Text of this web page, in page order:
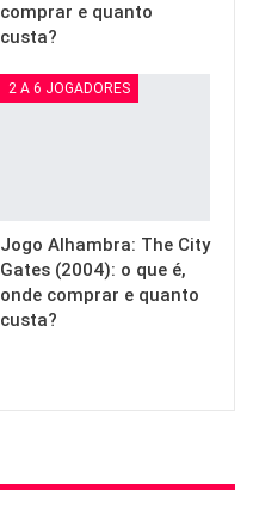
comprar e quanto
custa?
2 A 6 JOGADORES
Jogo Alhambra: The City
Gates (2004): o que é,
onde comprar e quanto
custa?